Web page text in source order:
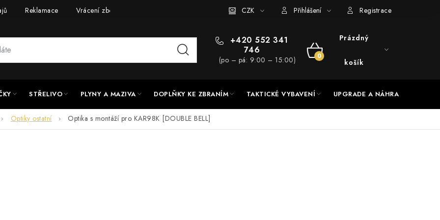
Reklamace Vrácení zboží UPGRADE a servis Hodnocení obchodu
CZK Přihlášení Registrace
+420 552 341
746
(po – pá: 9:00 – 15:00)
NÁKUPNÍ
Prázdný
košík
STŘELIVO PLYNY A MAZIVA DOPLŇKY KE ZBRANÍM TAKTICKÉ VYBAVENÍ UPGRADE A NÁHRADNÍ DÍLY
Optiky ostatní Optika s montáží pro KAR98K [DOUBLE BELL]